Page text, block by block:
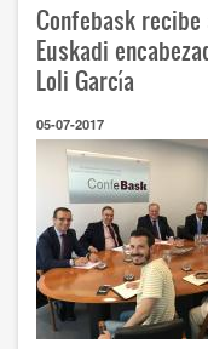
Confebask recibe
Euskadi
Loli García
05-07-2017